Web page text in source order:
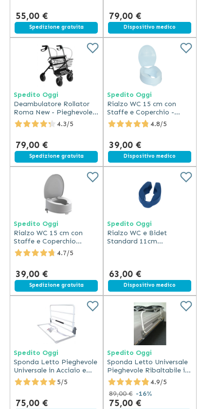
55,00 €
Spedizione gratuita
79,00 €
Spedizione gratuita
Dispositivo medico
Spedito Oggi
Deambulatore Rollator
Roma New - Pieghevole
con Freni e Accessori
4.3/5
79,00 €
Spedizione gratuita
Spedito Oggi
Rialzo WC 15 cm con
Staffe e Coperchio -
Ergonomico e Sicuro
4.8/5
39,00 €
Spedizione gratuita
Dispositivo medico
Spedito Oggi
Rialzo WC 15 cm con
Staffe e Coperchio
Ergonomico 4.7/5
39,00 €
Spedizione gratuita
Spedito Oggi
Rialzo WC e Bidet
Standard 11cm
63,00 €
Spedizione gratuita
Dispositivo medico
Spedito Oggi
Sponda Letto Pieghevole
Universale in Acciaio e
Polietilene
5/5
75,00 €
Spedito Oggi
Sponda Letto Universale
Pieghevole Ribaltabile in
Acciaio 90 cm4.9/5
89,00 € -16%
75,00 €